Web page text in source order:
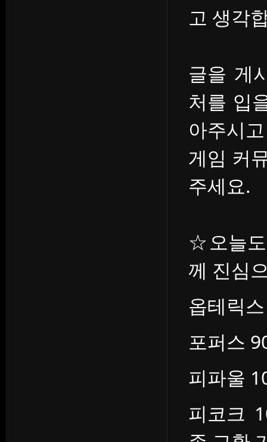
고 생각
글을 게
처를 입
아주시
게임 커
주세요.
☆오늘도
께 진심
옵테릭
포퍼스
피파울
피코크